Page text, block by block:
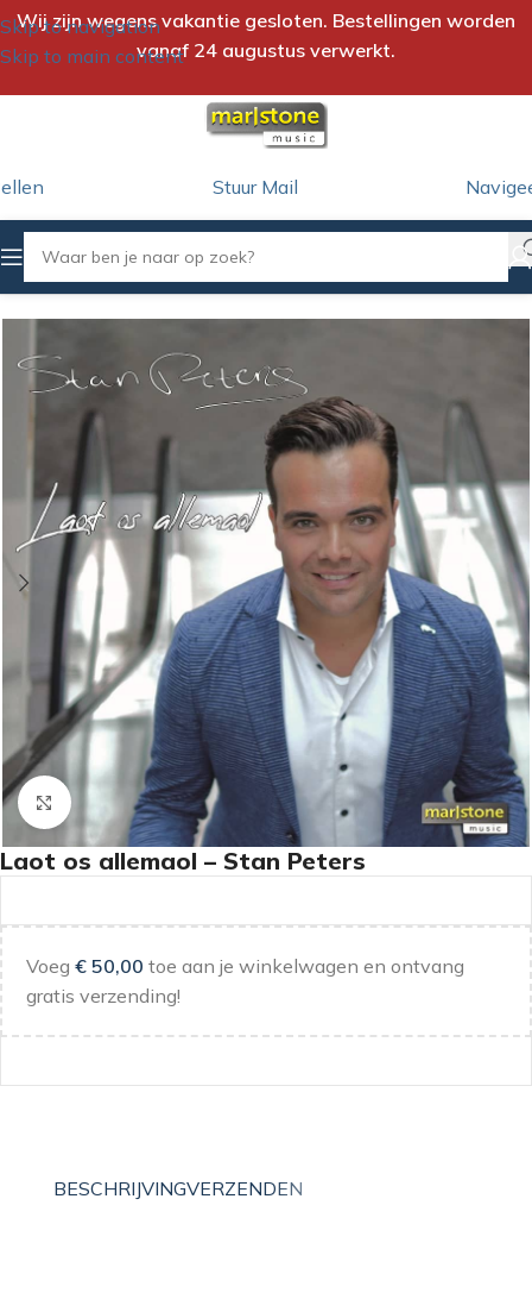
Skip to navigation
Skip to main content
Wij zijn wegens vakantie gesloten. Bestellingen worden
vanaf 24 augustus verwerkt.
Stuur Mail
Home/iTunes Download
Klik om te vergroten
Laot os allemaol – Stan Peters
Voeg € 50,00 toe aan je winkelwagen en ontvang
gratis verzending!
BESCHRIJVINGVERZENDEN